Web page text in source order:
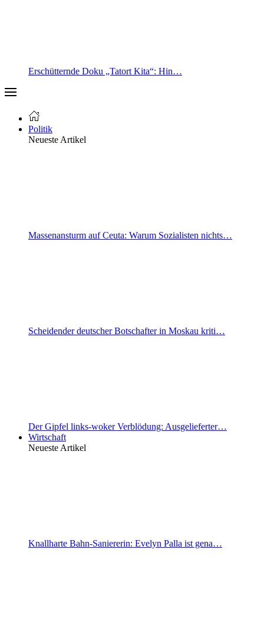
Erschütternde Doku „Tatort Kita“: Hin…
Politik
Neueste Artikel
Massenansturm auf Ceuta: Warum Sozialisten nichts…
Scheidender deutscher Botschafter in Moskau kriti…
Der Gipfel links-woker Verblödung: Ausgelieferter…
Wirtschaft
Neueste Artikel
Knallharte Bahn-Saniererin: Evelyn Palla ist gena…